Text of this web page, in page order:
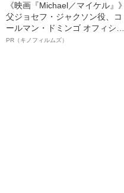
《映画『Michael／マイケル』》
父ジョセフ・ジャクソン役、コ
ールマン・ドミンゴ オフィシャ
ルインタビュー“観客を魅了した
PR（キノフィルムズ）